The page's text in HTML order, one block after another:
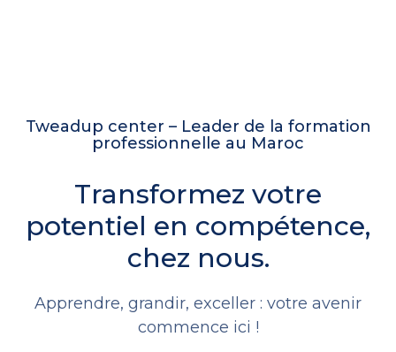
Tweadup center – Leader de la formation
professionnelle au Maroc
Transformez votre
potentiel en compétence,
chez nous.
Apprendre, grandir, exceller : votre avenir
commence ici !